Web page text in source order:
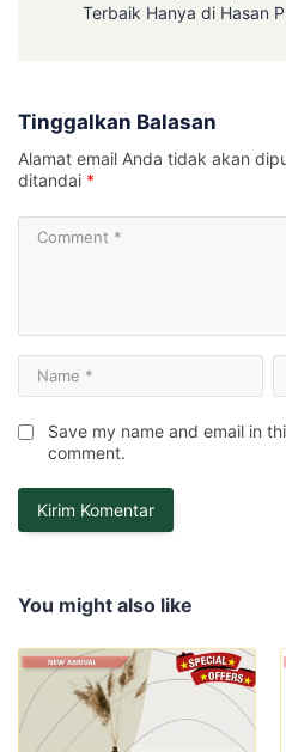
Terbaik Hanya di Hasan
Tinggalkan Balasan
Alamat email Anda tidak akan
ditandai *
Save my name and email in
comment.
You might also like